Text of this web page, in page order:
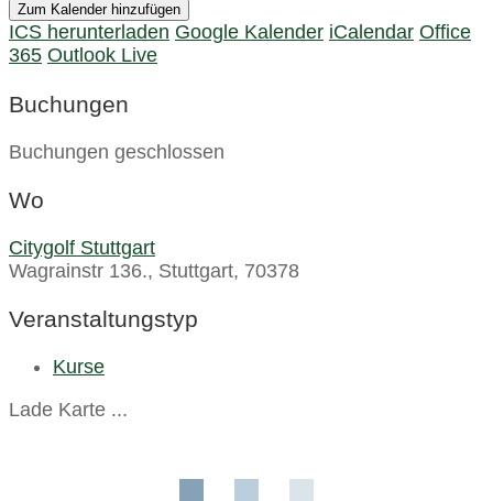
Zum Kalender hinzufügen
ICS herunterladen Google Kalender iCalendar Office
365 Outlook Live
Buchungen
Buchungen geschlossen
Wo
Citygolf Stuttgart
Wagrainstr 136., Stuttgart, 70378
Veranstaltungstyp
Kurse
Lade Karte ...